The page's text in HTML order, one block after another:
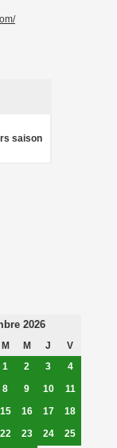
saison
2026
M M J
V
1
2 3
4
8 9 10
11
15 16 17
18
22 23 24 25